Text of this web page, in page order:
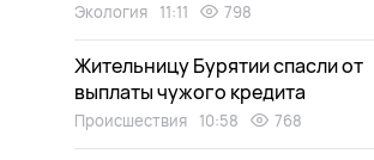
Экология 11:11 798
Жительницу Бурятии спасли от
выплаты чужого кредита
Происшествия 10:58 768